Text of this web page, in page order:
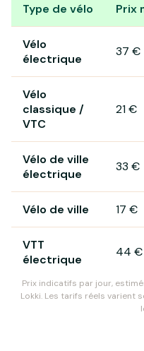
Type de vélo Prix
Vélo
électrique
37 €
Vélo
classique /
VTC
21 €
Vélo de ville
électrique
33 €
Vélo de ville 17 €
VTT
électrique
44 €
Prix indicatifs par jour,
Lokki. Les tarifs réels varient